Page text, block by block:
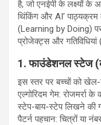
है, जो एनईपी के लक्ष्यों
थिंकिंग और AI’
(Learning by Doing) पर
प्रोजेक्ट्स और
1. फाउंडेशनल स्टेज
इस स्तर पर बच्चों को
एल्गोरिदम गेम: रोजमर्रा
स्टेप-बाय-स्टेप लिखने की
पैटर्न पहचान: चित्रों या